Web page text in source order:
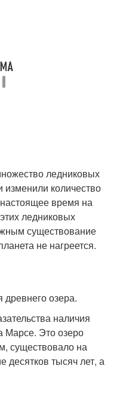
ледниковых
изменили количество
время на
ледниковых
существование
не нагреется.
древнего озера.
наличия
Марсе. Это озеро
существовало на
десятков тысяч лет, а